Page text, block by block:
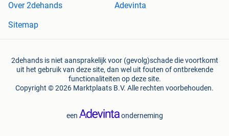
Over 2dehands
Adevinta
Sitemap
2dehands is niet aansprakelijk voor (gevolg)schade die voortkomt
uit het gebruik van deze site, dan wel uit fouten of ontbrekende
functionaliteiten op deze site.
Copyright © 2026 Marktplaats B.V. Alle rechten voorbehouden.
een onderneming